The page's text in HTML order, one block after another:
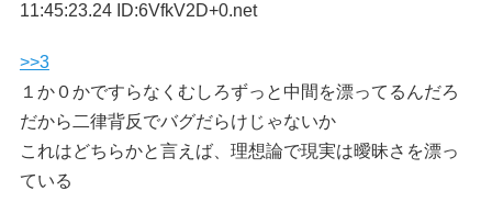
11:45:23.24 ID:6VfkV2D+0.net
>>3
１か０かですらなくむしろずっと中間を漂ってるんだろ
だから二律背反でバグだらけじゃないか
これはどちらかと言えば、理想論で現実は曖昧さを漂っ
ている